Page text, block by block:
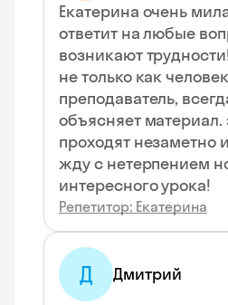
Екатерина очень
ответит на любые
возникают
не только как
преподаватель,
объясняет материал.
проходят незаметно
жду с нетерпением
интересного урока!
Репетитор: Екатерина
Д Дмитрий